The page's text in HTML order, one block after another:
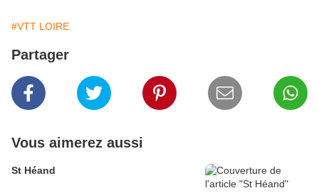
#VTT LOIRE
Partager
Vous aimerez aussi
St Héand